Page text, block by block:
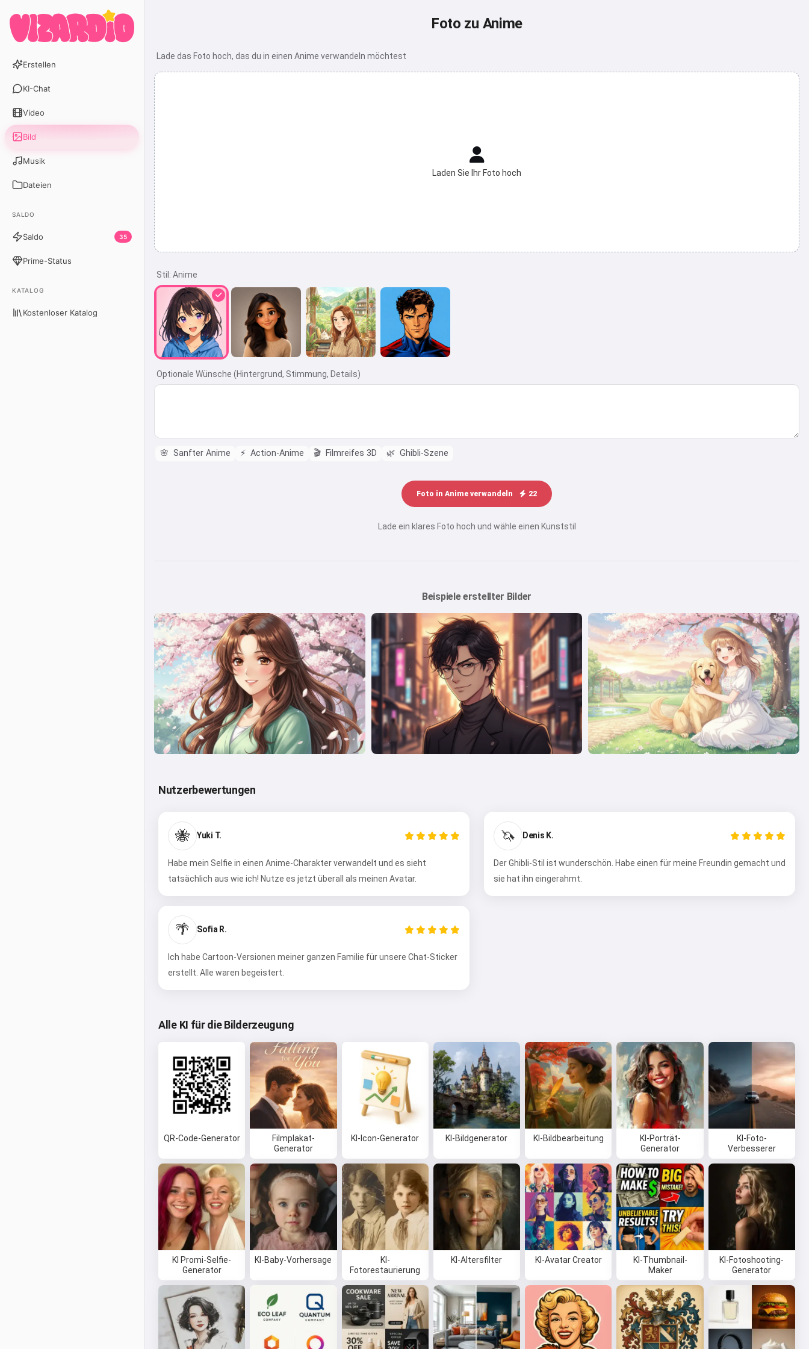
Erstellen
KI-Chat
Video
Bild
Musik
Dateien
SALDO
Saldo 35
Prime-Status
KATALOG
Kostenloser Katalog
Foto zu Anime
Lade das Foto hoch, das du in einen Anime verwandeln möchtest
Laden Sie Ihr Foto hoch
Stil: Anime
Optionale Wünsche (Hintergrund, Stimmung, Details)
🌸 Sanfter Anime ⚡ Action-Anime 🎬 Filmreifes 3D 🌿 Ghibli-Szene
Foto in Anime verwandeln 22
Lade ein klares Foto hoch und wähle einen Kunststil
Beispiele erstellter Bilder
Nutzerbewertungen
🐝 Yuki T.
Habe mein Selfie in einen Anime-Charakter verwandelt und es sieht
tatsächlich aus wie ich! Nutze es jetzt überall als meinen Avatar.
🦄 Denis K.
Der Ghibli-Stil ist wunderschön. Habe einen für meine Freundin gemacht und
sie hat ihn eingerahmt.
🌴 Sofia R.
Ich habe Cartoon-Versionen meiner ganzen Familie für unsere Chat-Sticker
erstellt. Alle waren begeistert.
Alle KI für die Bilderzeugung
QR-Code-Generator
Filmplakat-
Generator
KI-Icon-Generator KI-Bildgenerator KI-Bildbearbeitung
KI-Porträt-
Generator
KI-Foto-
Verbesserer
KI Promi-Selfie-
Generator
KI-Baby-Vorhersage
KI-
Fotorestaurierung
KI-Altersfilter KI-Avatar Creator
KI-Thumbnail-
Maker
KI-Fotoshooting-
Generator